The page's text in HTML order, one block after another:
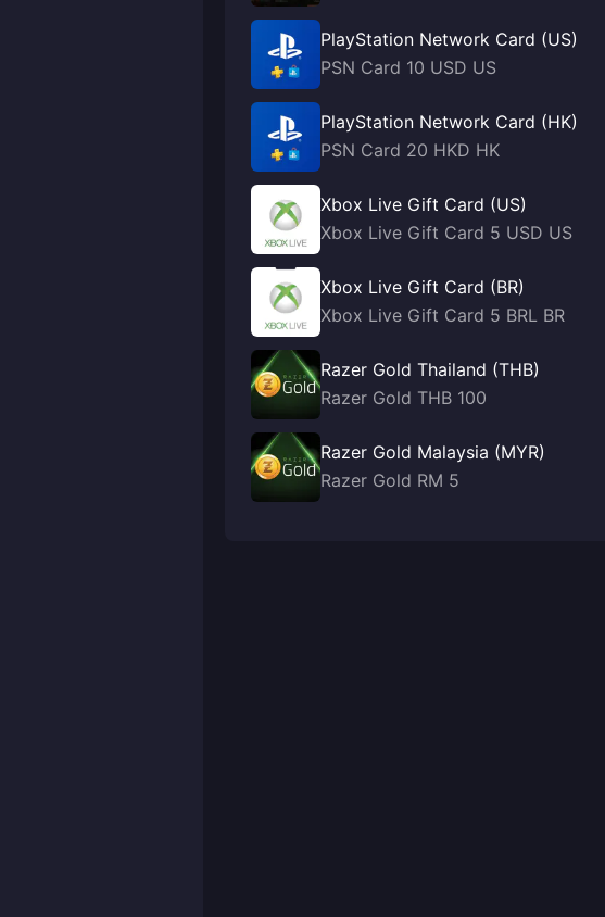
PlayStation Network Card (US)
PSN Card 10 USD US
PlayStation Network Card (HK)
PSN Card 20 HKD HK
Xbox Live Gift Card (US)
Xbox Live Gift Card 5 USD US
Xbox Live Gift Card (BR)
Xbox Live Gift Card 5 BRL BR
Razer Gold Thailand (THB)
Razer Gold THB 100
Razer Gold Malaysia (MYR)
Razer Gold RM 5